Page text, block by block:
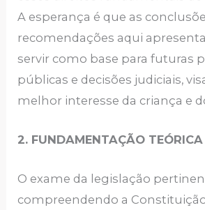
A esperança é que as
recomendações aqui
servir como base para futuras
públicas e decisões judiciais,
melhor interesse da criança e
2. FUNDAMENTAÇÃO TEÓRICA
O exame da legislação
compreendendo a